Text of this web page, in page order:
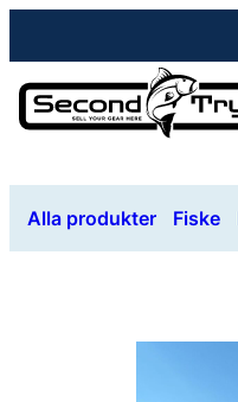
Alla produkter Fiske